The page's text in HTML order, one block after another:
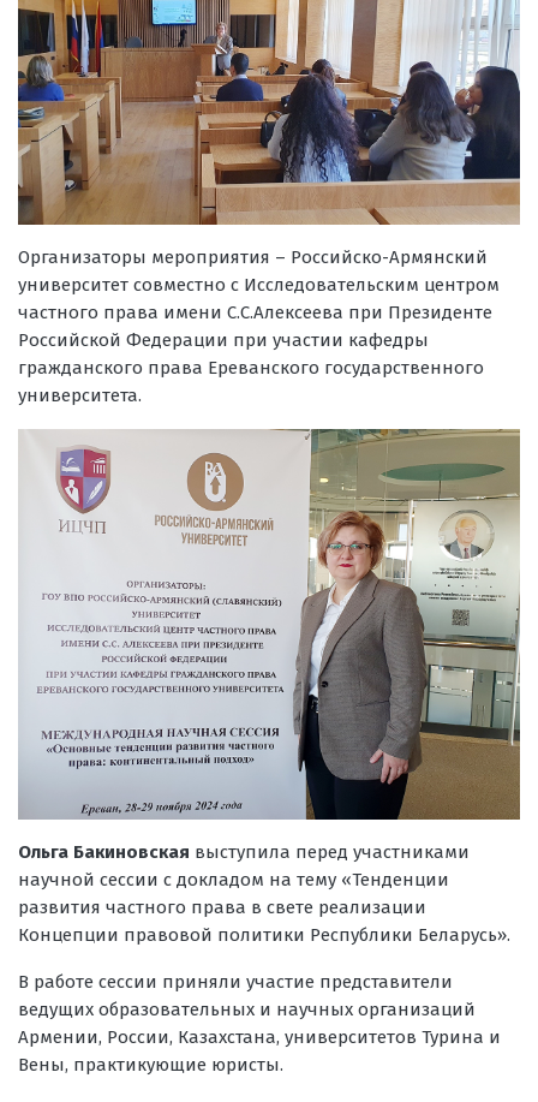
Организаторы мероприятия – Российско-Армянский
университет совместно с Исследовательским центром
частного права имени С.С.Алексеева при Президенте
Российской Федерации при участии кафедры
гражданского права Ереванского государственного
университета.
Ольга Бакиновская выступила перед участниками
научной сессии с докладом на тему «Тенденции
развития частного права в свете реализации
Концепции правовой политики Республики Беларусь».
В работе сессии приняли участие представители
ведущих образовательных и научных организаций
Армении, России, Казахстана, университетов Турина и
Вены, практикующие юристы.